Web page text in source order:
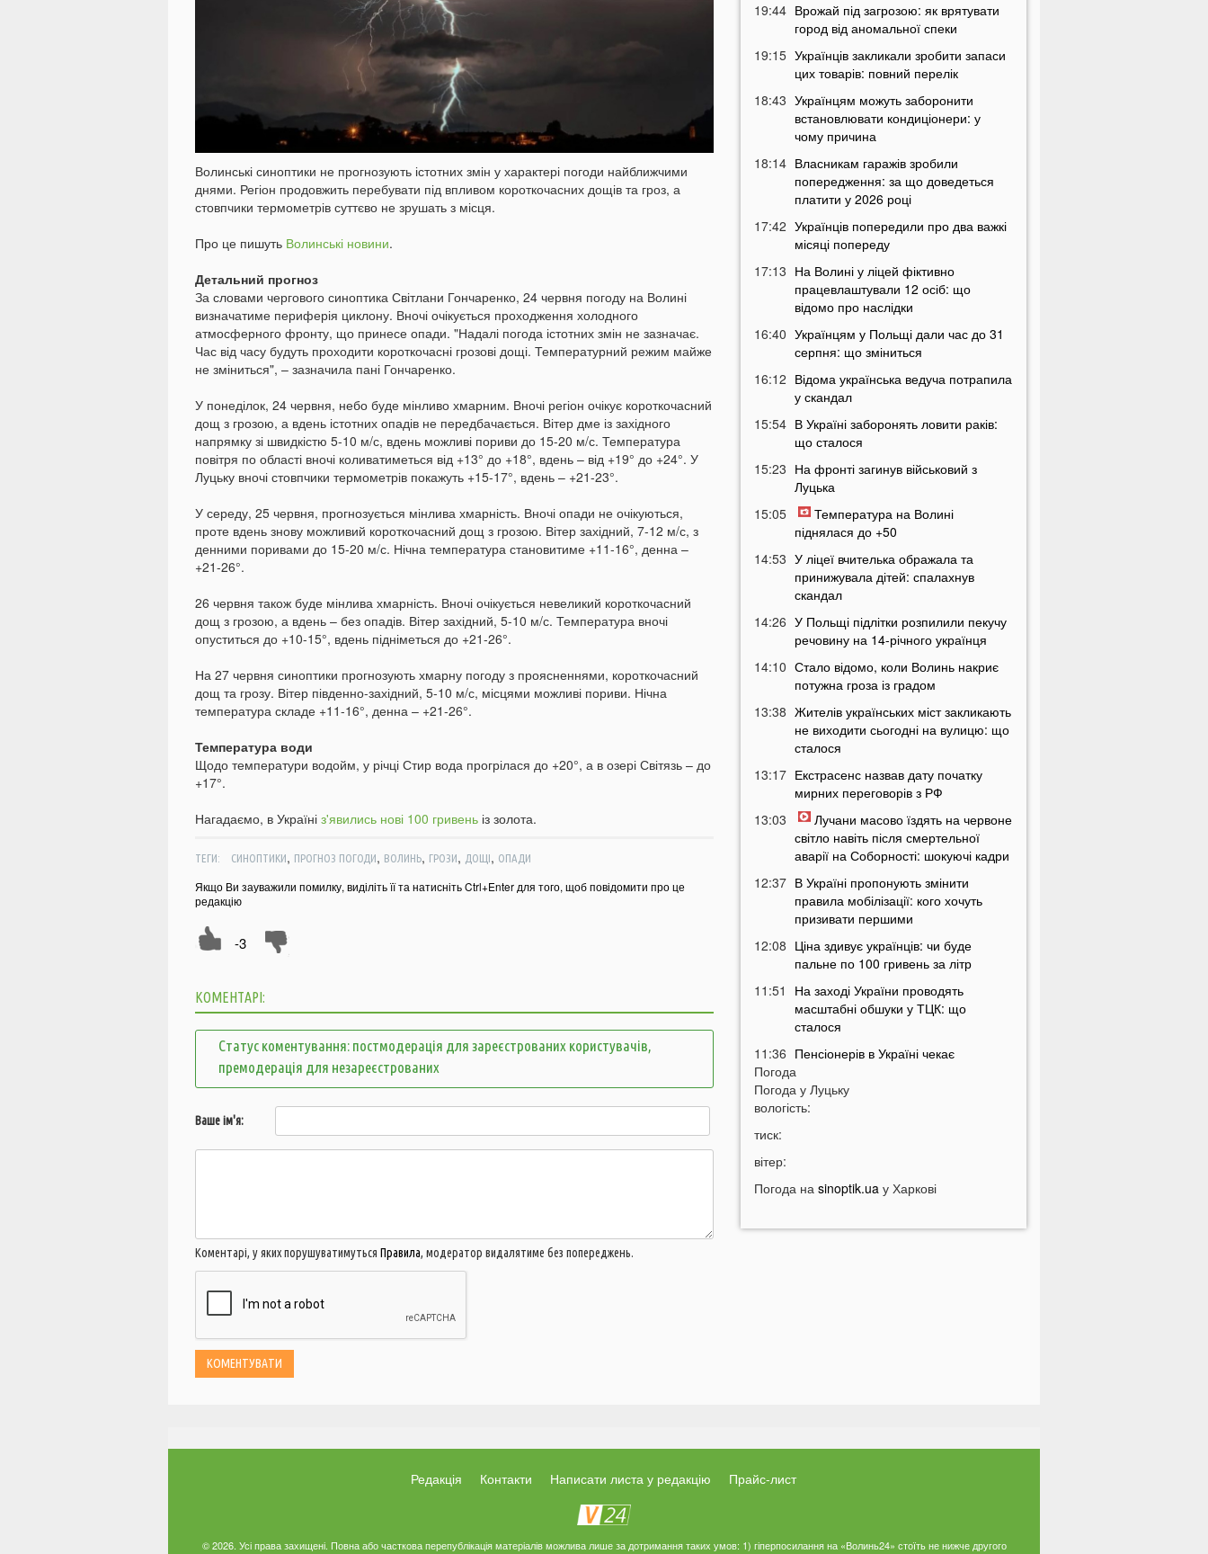
Волинські синоптики не прогнозують істотних змін у характері погоди найближчими
днями. Регіон продовжить перебувати під впливом короткочасних дощів та гроз, а
стовпчики термометрів суттєво не зрушать з місця.
Про це пишуть Волинські новини.
Детальний прогноз
За словами чергового синоптика Світлани Гончаренко, 24 червня погоду на Волині
визначатиме периферія циклону. Вночі очікується проходження холодного
атмосферного фронту, що принесе опади. "Надалі погода істотних змін не зазначає.
Час від часу будуть проходити короткочасні грозові дощі. Температурний режим майже
не зміниться", – зазначила пані Гончаренко.
У понеділок, 24 червня, небо буде мінливо хмарним. Вночі регіон очікує короткочасний
дощ з грозою, а вдень істотних опадів не передбачається. Вітер дме із західного
напрямку зі швидкістю 5-10 м/с, вдень можливі пориви до 15-20 м/с. Температура
повітря по області вночі коливатиметься від +13° до +18°, вдень – від +19° до +24°. У
Луцьку вночі стовпчики термометрів покажуть +15-17°, вдень – +21-23°.
У середу, 25 червня, прогнозується мінлива хмарність. Вночі опади не очікуються,
проте вдень знову можливий короткочасний дощ з грозою. Вітер західний, 7-12 м/с, з
денними поривами до 15-20 м/с. Нічна температура становитиме +11-16°, денна –
+21-26°.
26 червня також буде мінлива хмарність. Вночі очікується невеликий короткочасний
дощ з грозою, а вдень – без опадів. Вітер західний, 5-10 м/с. Температура вночі
опуститься до +10-15°, вдень підніметься до +21-26°.
На 27 червня синоптики прогнозують хмарну погоду з проясненнями, короткочасний
дощ та грозу. Вітер південно-західний, 5-10 м/с, місцями можливі пориви. Нічна
температура складе +11-16°, денна – +21-26°.
Температура води
Щодо температури водойм, у річці Стир вода прогрілася до +20°, а в озері Світязь – до
+17°.
Нагадаємо, в Україні з'явились нові 100 гривень із золота.
ТЕГИ: СИНОПТИКИ, ПРОГНОЗ ПОГОДИ, ВОЛИНЬ, ГРОЗИ, ДОЩІ, ОПАДИ
Якщо Ви зауважили помилку, виділіть її та натисніть Ctrl+Enter для того, щоб повідомити про це
редакцію
-3
КОМЕНТАРІ:
Статус коментування: постмодерація для зареєстрованих користувачів,
премодерація для незареєстрованих
Ваше ім'я:
Коментарі, у яких порушуватимуться Правила, модератор видалятиме без попереджень.
19:44 Врожай під загрозою: як врятувати
город від аномальної спеки
19:15 Українців закликали зробити запаси
цих товарів: повний перелік
18:43 Українцям можуть заборонити
встановлювати кондиціонери: у
чому причина
18:14 Власникам гаражів зробили
попередження: за що доведеться
платити у 2026 році
17:42 Українців попередили про два важкі
місяці попереду
17:13 На Волині у ліцей фіктивно
працевлаштували 12 осіб: що
відомо про наслідки
16:40 Українцям у Польщі дали час до 31
серпня: що зміниться
16:12 Відома українська ведуча потрапила
у скандал
15:54 В Україні заборонять ловити раків:
що сталося
15:23 На фронті загинув військовий з
Луцька
15:05
Температура на Волині
піднялася до +50
14:53 У ліцеї вчителька ображала та
принижувала дітей: спалахнув
скандал
14:26 У Польщі підлітки розпилили пекучу
речовину на 14-річного українця
14:10 Стало відомо, коли Волинь накриє
потужна гроза із градом
13:38 Жителів українських міст закликають
не виходити сьогодні на вулицю: що
сталося
13:17 Екстрасенс назвав дату початку
мирних переговорів з РФ
13:03
Лучани масово їздять на червоне
світло навіть після смертельної
аварії на Соборності: шокуючі кадри
12:37 В Україні пропонують змінити
правила мобілізації: кого хочуть
призивати першими
12:08 Ціна здивує українців: чи буде
пальне по 100 гривень за літр
11:51
На заході України проводять
масштабні обшуки у ТЦК: що
сталося
11:36 Пенсіонерів в Україні чекає
масштабна перевірка: кого це
торкнеться
11:07 Україну накриє потужна магнітна
10:50
військового у СЗЧ
мажорів»: лучани продовжують
09:05
На Волині підтвердили загибель
Погода
Погода у Луцьку
вологість:
тиск:
вітер:
Погода на sinoptik.uaу Харкові
Редакція Контакти Написати листа у редакцію Прайс-лист
© 2026. Усі права захищені. Повна або часткова перепублікація матеріалів можлива лише за дотримання таких умов: 1) гіперпосилання на «Волинь24» стоїть не нижче другого